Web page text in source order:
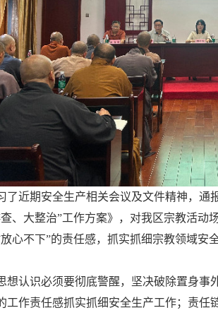
了近期安全生产相关会议及文件精神，
、大整治”工作方案》，对我区宗教活
心不下”的责任感，抓实抓细宗教领域
想认识必须要彻底警醒，坚决破除置身
工作责任感抓实抓细安全生产工作；责